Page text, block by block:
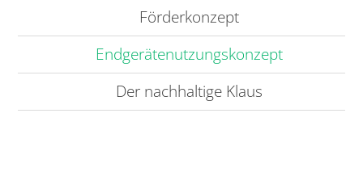
Förderkonzept
Endgerätenutzungskonzept
Der nachhaltige Klaus